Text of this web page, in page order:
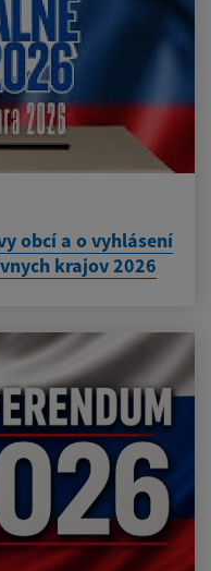
obcí a o vyhlásení
krajov 2026